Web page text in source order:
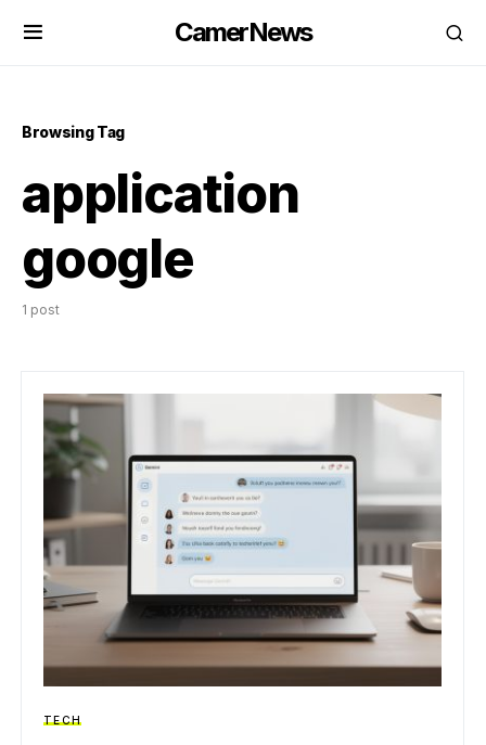
CamerNews
Browsing Tag
application
google
1 post
TECH